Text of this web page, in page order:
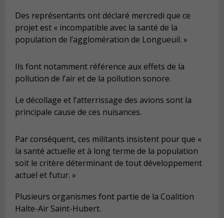
Des représentants ont déclaré mercredi que ce
projet est « incompatible avec la santé de la
population de l’agglomération de Longueuil. »
Ils font notamment référence aux effets de la
pollution de l’air et de la pollution sonore.
Le décollage et l’atterrissage des avions sont la
principale cause de ces nuisances.
Par conséquent, ces militants insistent pour que «
la santé actuelle et à long terme de la population
soit le critère déterminant de tout développement
actuel et futur. »
Plusieurs organismes font partie de la Coalition
Halte-Air Saint-Hubert.